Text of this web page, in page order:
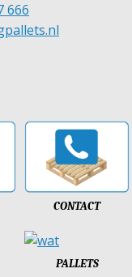
666
CONTACT
PALLETS